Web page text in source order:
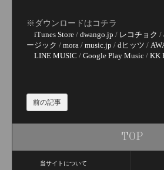
※ダウンロードはコチラ
iTunes Store / dwango.jp / レコチョク /
ージック / mora / music.jp / dヒッツ /
LINE MUSIC / Google Play Music / KK
前の記事
TOP
当サイトについて